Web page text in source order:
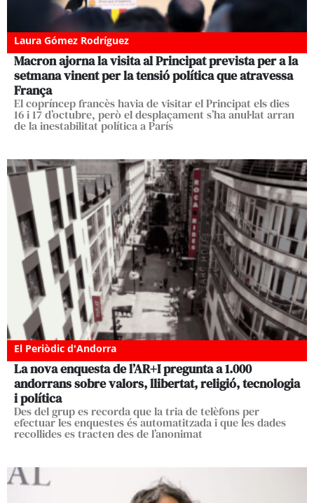
Laura Gómez Rodríguez
Macron ajorna la visita al Principat prevista per a la
setmana vinent per la tensió política que atravessa
França
El copríncep francès havia de visitar el Principat els dies
16 i 17 d’octubre, però el desplaçament s’ha anul·lat arran
de la inestabilitat política a París
El Periòdic d'Andorra
La nova enquesta de l’AR+I pregunta a 1.000
andorrans sobre valors, llibertat, religió, tecnologia
i política
Des del grup es recorda que la tria de telèfons per
efectuar les enquestes és automatitzada i que les dades
recollides es tracten des de l’anonimat